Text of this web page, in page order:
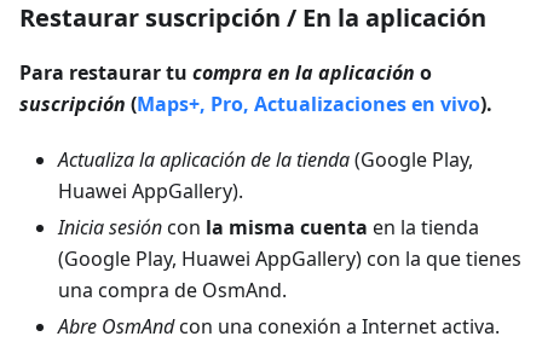
Restaurar suscripción / En la aplicación
Para restaurar tu compra en la aplicación o
suscripción (Maps+, Pro, Actualizaciones en vivo).
Actualiza la aplicación de la tienda(Google Play,
Huawei AppGallery).
Inicia sesióncon la misma cuenta en la tienda
(Google Play, Huawei AppGallery) con la que tienes
una compra de OsmAnd.
Abre OsmAndcon una conexión a Internet activa.